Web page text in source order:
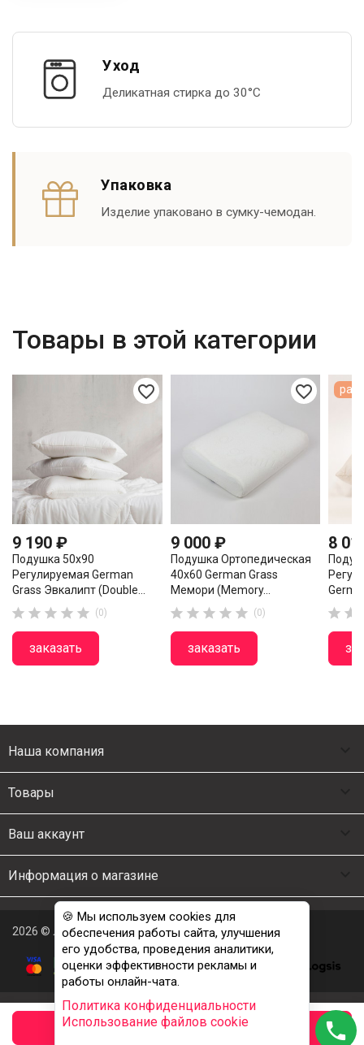
Уход
Деликатная стирка до 30°С
Упаковка
Изделие упаковано в сумку-чемодан.
Товары в этой категории
favorite_border
9 190 ₽
Подушка 50х90
Регулируемая German
Grass Эвкалипт (Double...
     (0)
заказать
favorite_border
9 000 ₽
Подушка Ортопедическая
40х60 German Grass
Мемори (Memory...
     (0)
заказать
8
 
Наша компания
Товары
Ваш аккаунт
Информация о магазине
2026 © Люкс Постель
🍪 Мы используем cookies для
обеспечения работы сайта, улучшения
его удобства, проведения аналитики,
оценки эффективности рекламы и
работы онлайн-чата.
Политика конфиденциальности
Использование файлов cookie
phone
заказать